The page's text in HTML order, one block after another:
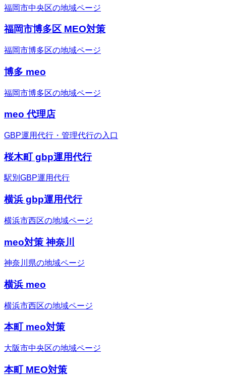
福岡市中央区の地域ページ
福岡市博多区 MEO対策
福岡市博多区の地域ページ
博多 meo
福岡市博多区の地域ページ
meo 代理店
GBP運用代行・管理代行の入口
桜木町 gbp運用代行
駅別GBP運用代行
横浜 gbp運用代行
横浜市西区の地域ページ
meo対策 神奈川
神奈川県の地域ページ
横浜 meo
横浜市西区の地域ページ
本町 meo対策
大阪市中央区の地域ページ
本町 MEO対策